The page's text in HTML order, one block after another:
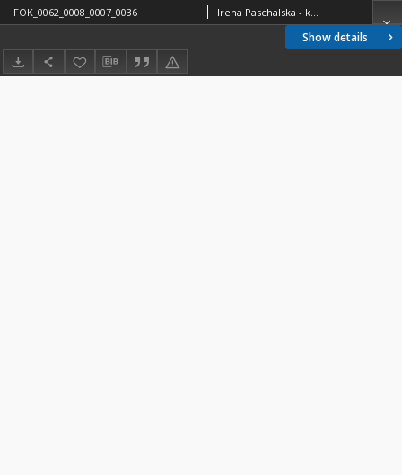
Show details
FOK_0062_0008_0007_0036 Irena Paschalska - korespondencja